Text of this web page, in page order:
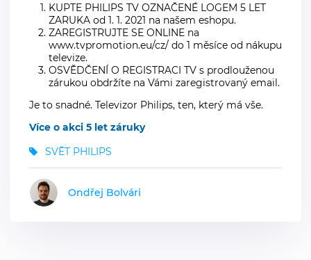
KUPTE PHILIPS TV OZNAČENÉ LOGEM 5 LET
ZARUKA od 1. 1. 2021 na našem eshopu.
ZAREGISTRUJTE SE ONLINE na
www.tvpromotion.eu/cz/ do 1 měsíce od nákupu
televize.
OSVĚDČENÍ O REGISTRACI TV s prodlouženou
zárukou obdržíte na Vámi zaregistrovaný email.
Je to snadné. Televizor Philips, ten, který má vše.
Více o akci 5 let záruky
SVĚT PHILIPS
Ondřej Bolvári